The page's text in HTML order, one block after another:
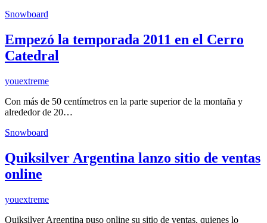
Snowboard
Empezó la temporada 2011 en el Cerro
Catedral
youextreme
Con más de 50 centímetros en la parte superior de la montaña y
alrededor de 20…
Snowboard
Quiksilver Argentina lanzo sitio de ventas
online
youextreme
Quiksilver Argentina puso online su sitio de ventas, quienes lo